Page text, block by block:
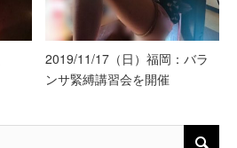
2019/11/17（日）福岡：バラ
ンサ緊縛講習会を開催